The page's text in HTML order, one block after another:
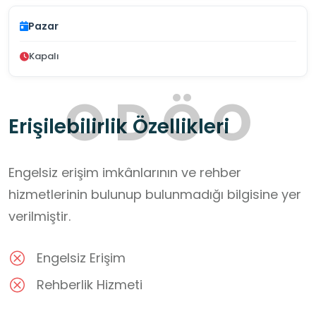
ODÖO
Pazar
Kapalı
Erişilebilirlik Özellikleri
Engelsiz erişim imkânlarının ve rehber
hizmetlerinin bulunup bulunmadığı bilgisine yer
verilmiştir.
Engelsiz Erişim
Rehberlik Hizmeti